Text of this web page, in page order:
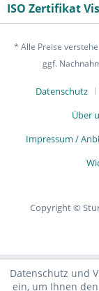
ISO Zertifikat
* Alle Preise
ggf.
Datenschutz
Über
Impressum /
Copyright ©
Datenschutz und
ein, um Ihnen